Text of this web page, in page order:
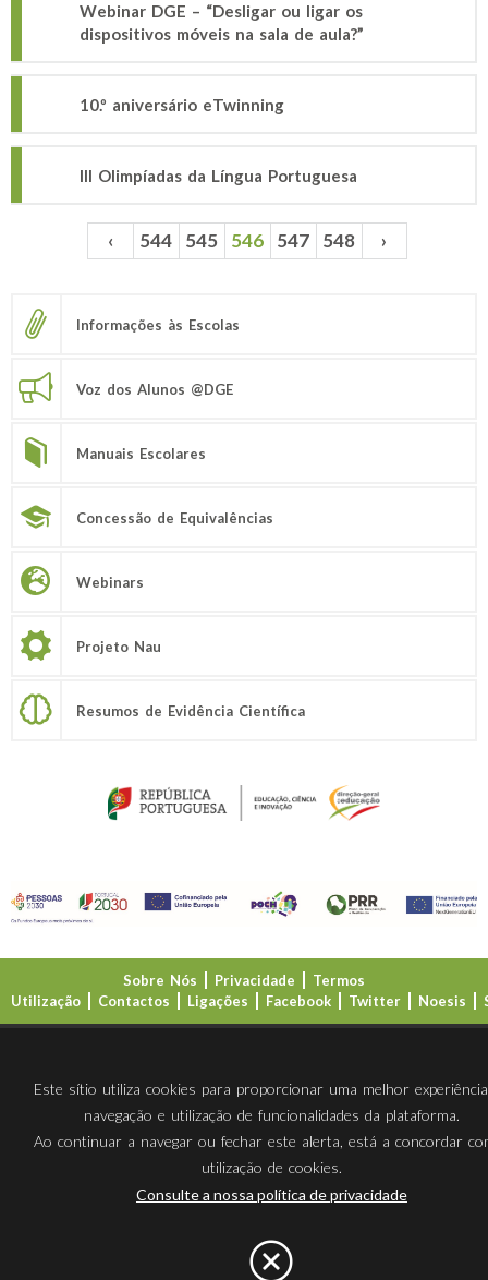
Webinar DGE – “Desligar ou ligar os
dispositivos móveis na sala de aula?”
10.º aniversário eTwinning
III Olimpíadas da Língua Portuguesa
Páginas ‹ 544 545 546 547 548 ›
Informações às Escolas
Voz dos Alunos @DGE
Manuais Escolares
Concessão de Equivalências
Webinars
Projeto Nau
Resumos de Evidência Científica
Sobre Nós Privacidade
Termos
Utilização
Contactos Ligações Facebook Twitter Noesis
Este sítio utiliza cookies para proporcionar uma melhor
navegação e utilização de funcionalidades da plataforma.
Ao continuar a navegar ou fechar este alerta, está a concordar
utilização de cookies.
Consulte a nossa política de privacidade